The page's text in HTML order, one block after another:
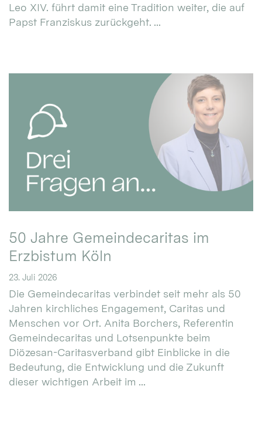
Leo XIV. führt damit eine Tradition weiter, die auf
Papst Franziskus zurückgeht. ...
50 Jahre Gemeindecaritas im
Erzbistum Köln
23. Juli 2026
Die Gemeindecaritas verbindet seit mehr als 50
Jahren kirchliches Engagement, Caritas und
Menschen vor Ort. Anita Borchers, Referentin
Gemeindecaritas und Lotsenpunkte beim
Diözesan-Caritasverband gibt Einblicke in die
Bedeutung, die Entwicklung und die Zukunft
dieser wichtigen Arbeit im ...